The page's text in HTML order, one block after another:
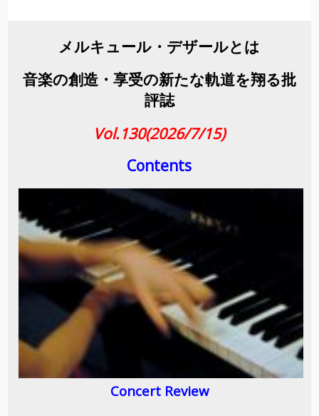
メルキュール・デザールとは
音楽の創造・享受の新たな軌道を翔る批
評誌
Vol.130(2026/7/15)
Contents
Concert Review